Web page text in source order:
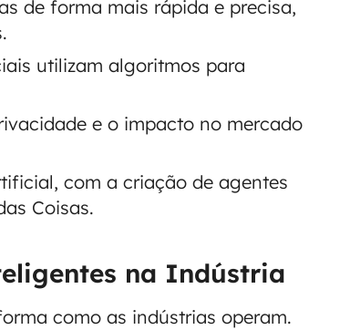
de forma mais rápida e precisa,
utilizam algoritmos para
e o impacto no mercado
com a criação de agentes
Coisas.
na Indústria
como as indústrias operam.